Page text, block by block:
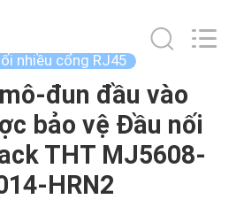
nhiều cổng RJ45
đun đầu vào
bảo vệ Đầu nối
THT MJ5608-
HRN2